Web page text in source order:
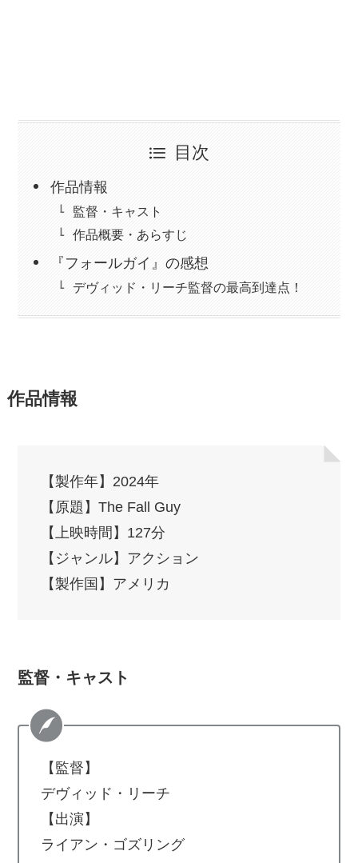
目次
作品情報
監督・キャスト
作品概要・あらすじ
『フォールガイ』の感想
デヴィッド・リーチ監督の最高到達点！
作品情報
【製作年】2024年
【原題】The Fall Guy
【上映時間】127分
【ジャンル】アクション
【製作国】アメリカ
監督・キャスト
【監督】
デヴィッド・リーチ
【出演】
ライアン・ゴズリング